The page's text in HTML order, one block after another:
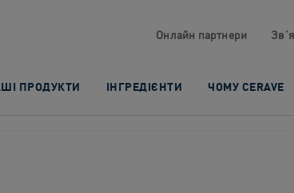
Онлайн партнери​
ПРОДУКТИ ІНГРЕДІЄНТИ ЧОМУ CERAVE